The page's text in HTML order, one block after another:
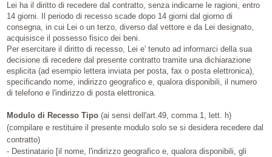
Lei ha il diritto di recedere dal contratto, senza indicarne le ragioni, entro
14 giorni. Il periodo di recesso scade dopo 14 giorni dal giorno di
consegna, in cui Lei o un terzo, diverso dal vettore e da Lei designato,
acquisisce il possesso fisico dei beni.
Per esercitare il diritto di recesso, Lei e' tenuto ad informarci della sua
decisione di recedere dal presente contratto tramite una dichiarazione
esplicita (ad esempio lettera inviata per posta, fax o posta elettronica),
specificando nome, indirizzo geografico e, qualora disponibili, il numero
di telefono e l'indirizzo di posta elettronica.
Modulo di Recesso Tipo (ai sensi dell'art.49, comma 1, lett. h)
(compilare e restituire il presente modulo solo se si desidera recedere dal
contratto)
- Destinatario [il nome, l'indirizzo geografico e, qualora disponibili, gli